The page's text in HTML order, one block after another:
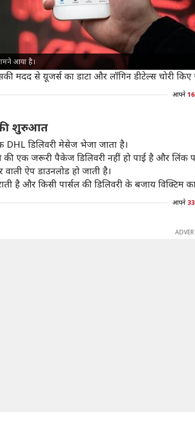
आया है।
की चेतावनी
को नए अटैक से जुड़ी चेतावनी दी है और बताया है कि
हैं, जिसपर क्लिक करने के बाद एक फेक DHL ऐप
मदद से यूजर्स का डाटा और लॉगिन डीटेल्स चोरी
आपने
शुरुआत
डिलिवरी मेसेज भेजा जाता है।
एक जरूरी पैकेज डिलिवरी नहीं हो पाई है और लिंक
ऐप डाउनलोड हो जाती है।
है और किसी पार्सल की डिलिवरी के बजाय विक्टिम का
आपने